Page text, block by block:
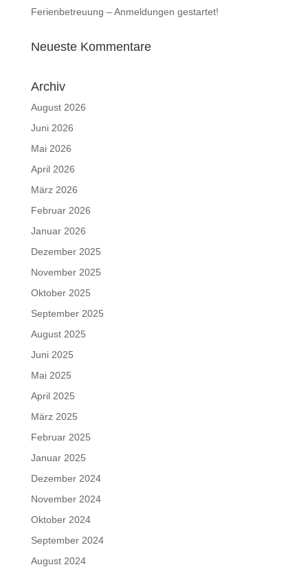
Ferienbetreuung – Anmeldungen gestartet!
Neueste Kommentare
Archiv
August 2026
Juni 2026
Mai 2026
April 2026
März 2026
Februar 2026
Januar 2026
Dezember 2025
November 2025
Oktober 2025
September 2025
August 2025
Juni 2025
Mai 2025
April 2025
März 2025
Februar 2025
Januar 2025
Dezember 2024
November 2024
Oktober 2024
September 2024
August 2024